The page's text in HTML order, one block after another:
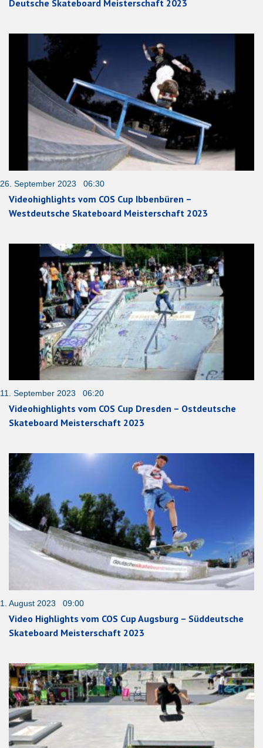
Deutsche Skateboard Meisterschaft 2023
26. September 2023 06:30
Videohighlights vom COS Cup Ibbenbüren –
Westdeutsche Skateboard Meisterschaft 2023
11. September 2023 06:20
Videohighlights vom COS Cup Dresden – Ostdeutsche
Skateboard Meisterschaft 2023
1. August 2023 09:00
Video Highlights vom COS Cup Augsburg – Süddeutsche
Skateboard Meisterschaft 2023